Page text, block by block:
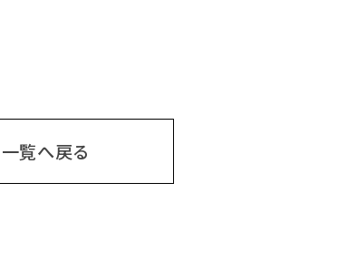
覧へ戻る